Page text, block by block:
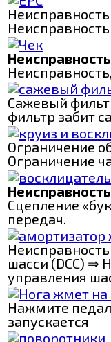
Сажевый
фильтр забит
Ограничение
Ограничение
Сцепление
передач.
шасси (DCC) ⇒
управления
Нажмите
запускается